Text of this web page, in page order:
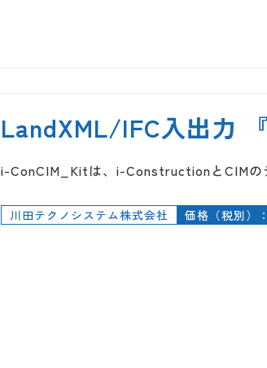
LandXML/IFC入出力
i-ConCIM_Kitは、i-ConstructionとCIM
川田テクノシステム株式会社 価格（税別）